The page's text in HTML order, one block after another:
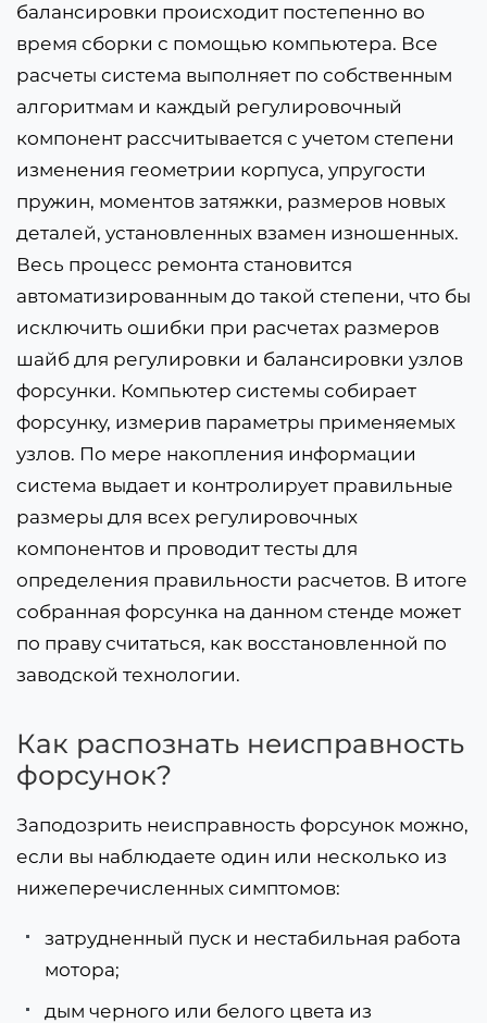
балансировки происходит постепенно во
время сборки с помощью компьютера. Все
расчеты система выполняет по собственным
алгоритмам и каждый регулировочный
компонент рассчитывается с учетом степени
изменения геометрии корпуса, упругости
пружин, моментов затяжки, размеров новых
деталей, установленных взамен изношенных.
Весь процесс ремонта становится
автоматизированным до такой степени, что бы
исключить ошибки при расчетах размеров
шайб для регулировки и балансировки узлов
форсунки. Компьютер системы собирает
форсунку, измерив параметры применяемых
узлов. По мере накопления информации
система выдает и контролирует правильные
размеры для всех регулировочных
компонентов и проводит тесты для
определения правильности расчетов. В итоге
собранная форсунка на данном стенде может
по праву считаться, как восстановленной по
заводской технологии.
Как распознать неисправность
форсунок?
Заподозрить неисправность форсунок можно,
если вы наблюдаете один или несколько из
нижеперечисленных симптомов:
затрудненный пуск и нестабильная работа
мотора;
дым черного или белого цвета из